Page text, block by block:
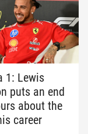
1: Lewis
puts an end
about the
career